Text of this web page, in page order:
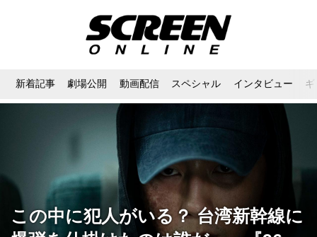
新着記事 劇場公開 動画配信 スペシャル インタビュー
この中に犯人がいる？ 台湾新幹線に